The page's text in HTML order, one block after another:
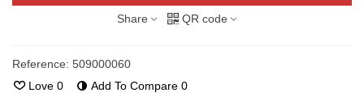
Share QR code
Reference: 509000060
Love 0 Add To Compare 0